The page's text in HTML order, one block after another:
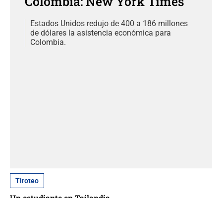
Estados Unidos redujo de 400 a 186 millones
de dólares la asistencia económica para
Colombia.
Tiroteo